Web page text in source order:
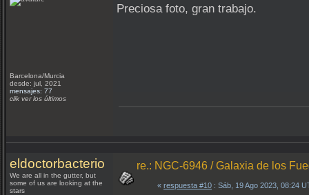
Barcelona/Murcia
desde: jul, 2021
mensajes: 77
clik ver los últimos
Preciosa foto, gran trabajo.
eldoctorbacterio
We are all in the gutter, but
some of us are looking at the
stars
re.: NGC-6946 / Galaxia de los
« respuesta #10 : Sáb, 19 Ago 2023, 08:24